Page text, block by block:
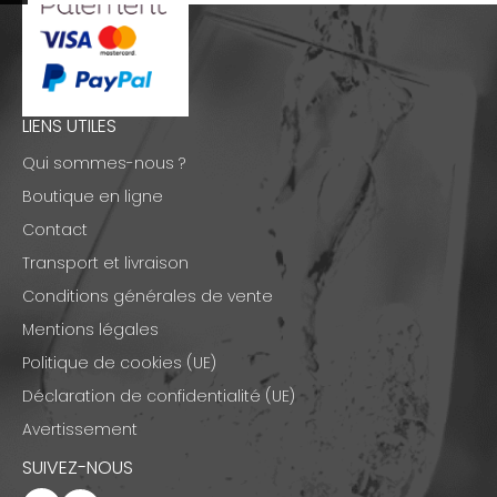
LIENS UTILES
Qui sommes-nous ?
Boutique en ligne
Contact
Transport et livraison
Conditions générales de vente
Mentions légales
Politique de cookies (UE)
Déclaration de confidentialité (UE)
Avertissement
SUIVEZ-NOUS